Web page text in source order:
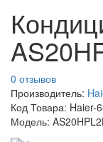
0 отзывов
Производитель:
Код Товара: Haier-
Модель: